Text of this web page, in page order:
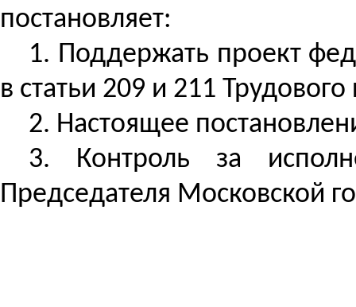
постановляет:
1. Поддержать проект
в статьи 209 и 211
2. Настоящее
3. Контроль за
Председателя Московской